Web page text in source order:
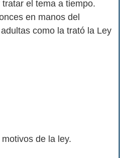
el tema a tiempo.
en manos del
como la trató la Ley
de la ley.